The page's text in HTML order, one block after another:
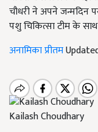
चौधरी ने अपने जन्मदिन
पशु चिकित्सा टीम के
अनामिका प्रीतम
Kailash Choudhary